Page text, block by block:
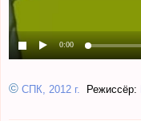
0:00
© СПК, 2012 г. Режиссёр: